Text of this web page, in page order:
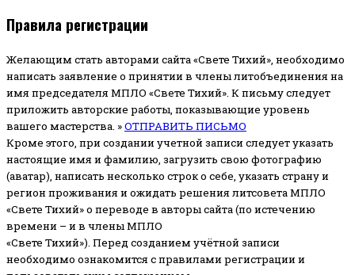
Правила регистрации
Желающим стать авторами сайта «Свете Тихий», необходимо
написать заявление о принятии в члены литобъединения на
имя председателя МПЛО «Свете Тихий». К письму следует
приложить авторские работы, показывающие уровень
вашего мастерства. »ОТПРАВИТЬ ПИСЬМО
Кроме этого, при создании учетной записи следует указать
настоящие имя и фамилию, загрузить свою фотографию
(аватар), написать несколько строк о себе, указать страну и
регион проживания и ожидать решения литсовета МПЛО
«Свете Тихий» о переводе в авторы сайта (по истечению
времени – и в члены МПЛО
«Свете Тихий»). Перед созданием учётной записи
необходимо ознакомится с правилами регистрации и